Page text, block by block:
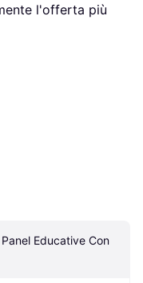
l'offerta più
Educative Con